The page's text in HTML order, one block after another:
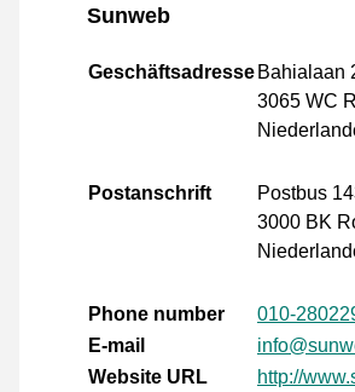
Sunweb
Geschäftsadresse Bahialaan
3065 WC
Postanschrift
Postbus
3000 BK
Phone number
010-
E-mail
Website URL
http://